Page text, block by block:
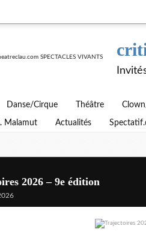
Danse/Cirque Théâtre
Malamut Actualités
2026 – 9e édition